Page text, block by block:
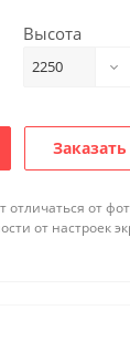
Высота
2250
отличаться от
от настроек